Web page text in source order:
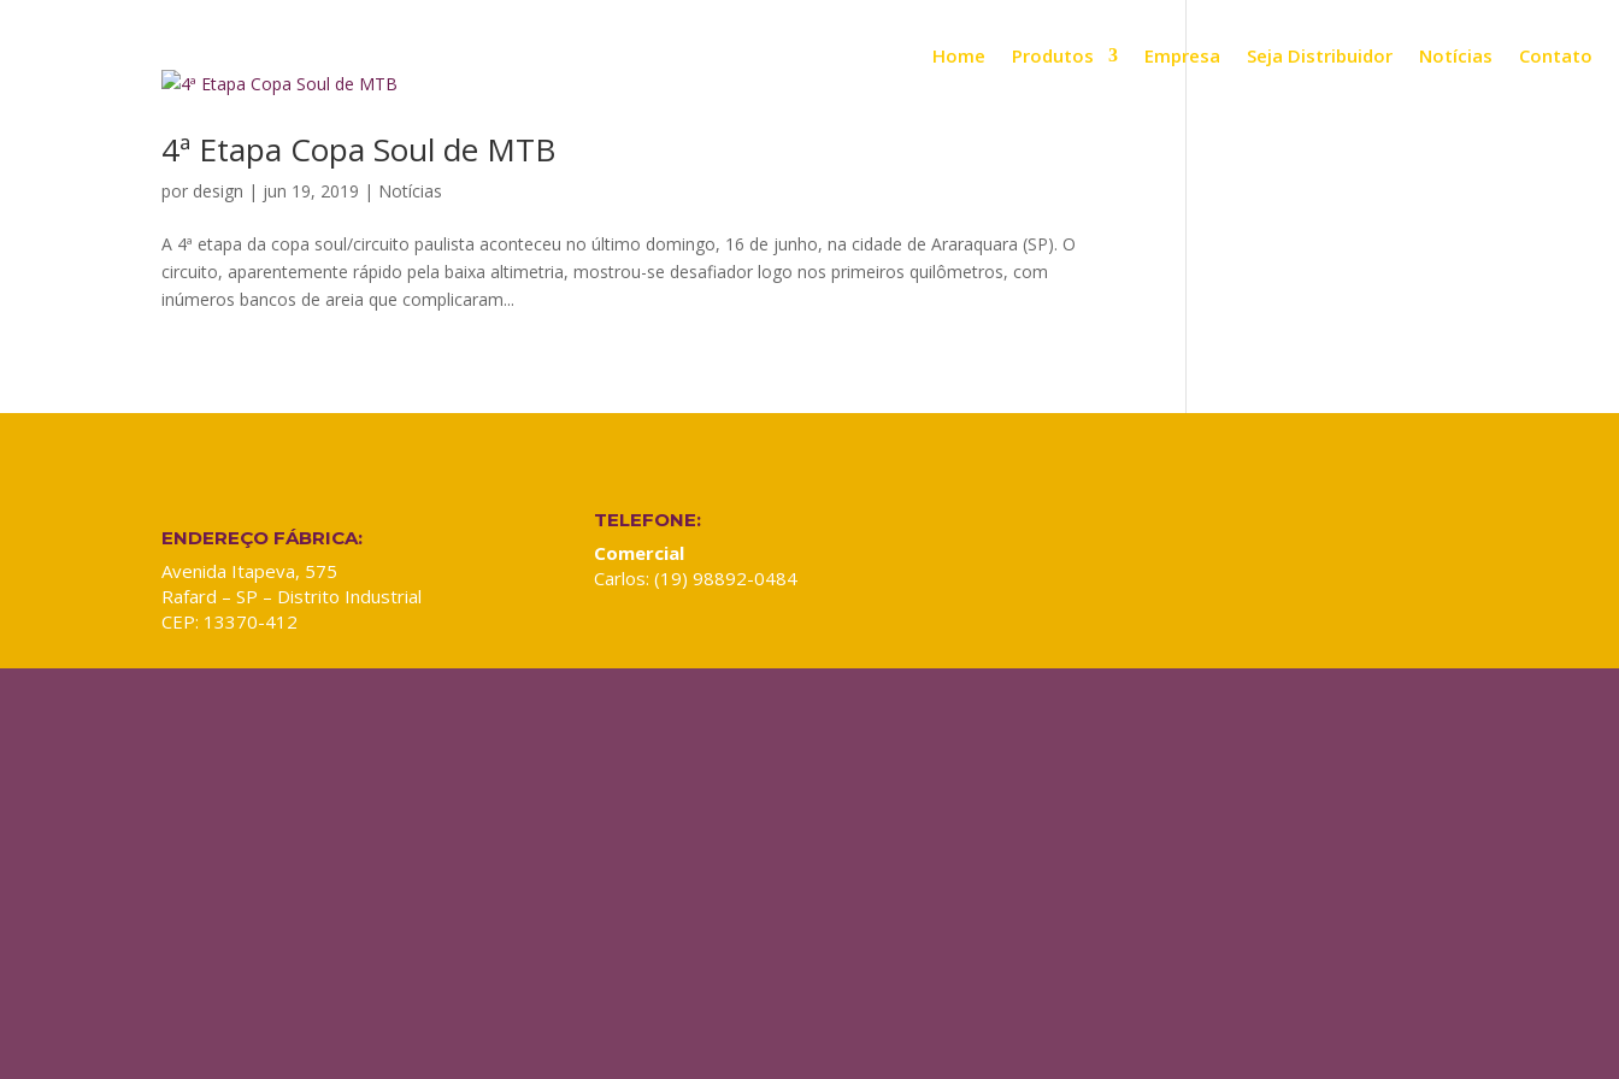
Home Produtos Empresa Seja Distribuidor Notícias Contato
4ª Etapa Copa Soul de MTB
por design | jun 19, 2019 | Notícias
A 4ª etapa da copa soul/circuito paulista aconteceu no último domingo, 16 de junho, na cidade de Araraquara (SP). O
circuito, aparentemente rápido pela baixa altimetria, mostrou-se desafiador logo nos primeiros quilômetros, com
inúmeros bancos de areia que complicaram...
ENDEREÇO FÁBRICA:
Avenida Itapeva, 575
Rafard – SP – Distrito Industrial
CEP: 13370-412
TELEFONE:
Comercial
Carlos: (19) 98892-0484